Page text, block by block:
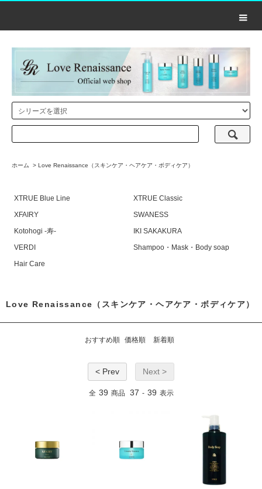
ホーム > Love Renaissance（スキンケア・ヘアケア・ボディケア）
XTRUE Blue Line
XTRUE Classic
XFAIRY
SWANESS
Kotohogi -寿-
IKI SAKAKURA
VERDI
Shampoo・Mask・Body soap
Hair Care
Love Renaissance（スキンケア・ヘアケア・ボディケア）
おすすめ順 価格順 新着順
< Prev Next >
全 39 商品 37 - 39 表示